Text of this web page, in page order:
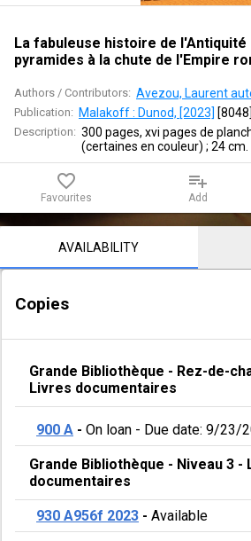
:
des
grandes
pyramides
chute
l'Empire
romain
La fabuleuse histoire de l'Antiquité
pyramides à la chute de l'Empire
Authors / Contributors: Avezou, Laurent
Publication: Malakoff : Dunod, [2023] [8048]
Description: 300 pages, xvi pages de
(certaines en couleur) ; 24 cm.
favorite_border
Favourites
playlist_add
Add
Notice content
AVAILABILITY
Copies
Grande Bibliothèque - Rez-de-
Livres documentaires
900 A - On loan - Due date: 9/23/
Grande Bibliothèque - Niveau 3 -
documentaires
930 A956f 2023 - Available